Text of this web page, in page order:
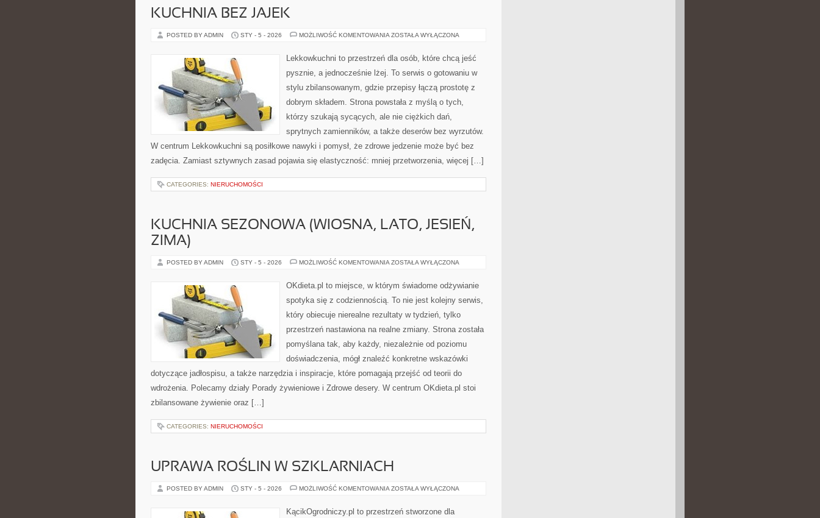
KUCHNIA BEZ JAJEK
POSTED BY ADMIN STY - 5 - 2026 MOŻLIWOŚĆ KOMENTOWANIA KUCHNIA
ZOSTAŁA WYŁĄCZONA
Lekkowkuchni to przestrzeń dla osób, które chcą jeść
pysznie, a jednocześnie lżej. To serwis o gotowaniu w
stylu zbilansowanym, gdzie przepisy łączą prostotę z
dobrym składem. Strona powstała z myślą o tych,
którzy szukają sycących, ale nie ciężkich dań,
sprytnych zamienników, a także deserów bez wyrzutów.
W centrum Lekkowkuchni są posiłkowe nawyki i pomysł, że zdrowe jedzenie może być bez
zadęcia. Zamiast sztywnych zasad pojawia się elastyczność: mniej przetworzenia, więcej […]
CATEGORIES: NIERUCHOMOŚCI
KUCHNIA SEZONOWA (WIOSNA, LATO, JESIEŃ,
ZIMA)
POSTED BY ADMIN STY - 5 - 2026 MOŻLIWOŚĆ KOMENTOWANIA KUCHNIA
LATO,
JESIEŃ,
ZOSTAŁA WYŁĄCZONA
OKdieta.pl to miejsce, w którym świadome odżywianie
spotyka się z codziennością. To nie jest kolejny serwis,
który obiecuje nierealne rezultaty w tydzień, tylko
przestrzeń nastawiona na realne zmiany. Strona została
pomyślana tak, aby każdy, niezależnie od poziomu
doświadczenia, mógł znaleźć konkretne wskazówki
dotyczące jadłospisu, a także narzędzia i inspiracje, które pomagają przejść od teorii do
wdrożenia. Polecamy działy Porady żywieniowe i Zdrowe desery. W centrum OKdieta.pl stoi
zbilansowane żywienie oraz […]
CATEGORIES: NIERUCHOMOŚCI
UPRAWA ROŚLIN W SZKLARNIACH
POSTED BY ADMIN STY - 5 - 2026 MOŻLIWOŚĆ KOMENTOWANIA UPRAWA
SZKLARNIACH
ZOSTAŁA WYŁĄCZONA
KącikOgrodniczy.pl to przestrzeń stworzone dla